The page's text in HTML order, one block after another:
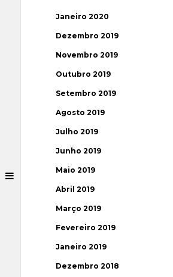
Janeiro 2020
Dezembro 2019
Novembro 2019
Outubro 2019
Setembro 2019
Agosto 2019
Julho 2019
Junho 2019
Maio 2019
Abril 2019
Março 2019
Fevereiro 2019
Janeiro 2019
Dezembro 2018